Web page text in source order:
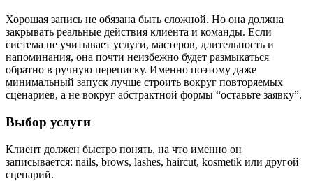
Хорошая запись не обязана быть сложной. Но она должна
закрывать реальные действия клиента и команды. Если
система не учитывает услуги, мастеров, длительность и
напоминания, она почти неизбежно будет размыкаться
обратно в ручную переписку. Именно поэтому даже
минимальный запуск лучше строить вокруг повторяемых
сценариев, а не вокруг абстрактной формы “оставьте заявку”.
Выбор услуги
Клиент должен быстро понять, на что именно он
записывается: nails, brows, lashes, haircut, kosmetik или другой
сценарий.